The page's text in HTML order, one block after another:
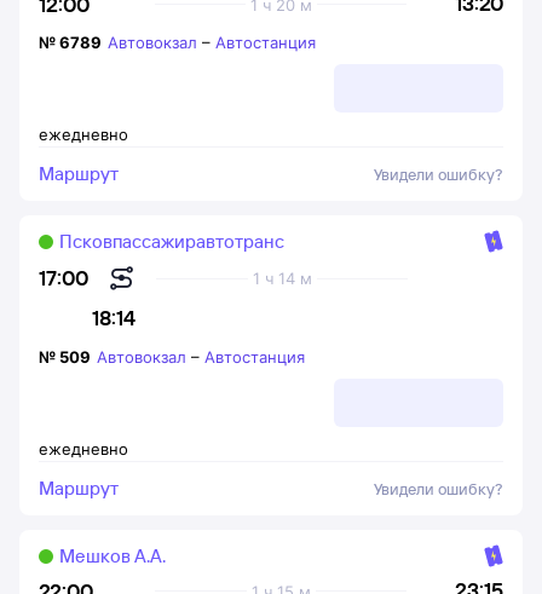
1 ч 20 м
ежедневно
№6789 Автовокзал – Автостанция
Маршрут Увидели ошибку?
17:00
18:14
1 ч 14 м
Псковпассажиравтотранс
ежедневно
№ 509 Автовокзал – Автостанция
Маршрут Увидели ошибку?
Мешков А.А.